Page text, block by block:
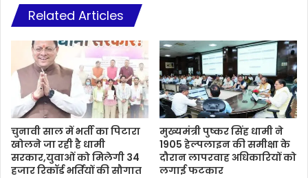
Related Articles
चुनावी साल में भर्ती का पिटारा
खोलने जा रही है धामी
सरकार,युवाओं को मिलेगी 34
हजार रिकॉर्ड भर्तियों की सौगात
मुख्यमंत्री पुष्कर सिंह धामी ने
1905 हेल्पलाइन की समीक्षा के
दौरान लापरवाह अधिकारियों को
लगाई फटकार